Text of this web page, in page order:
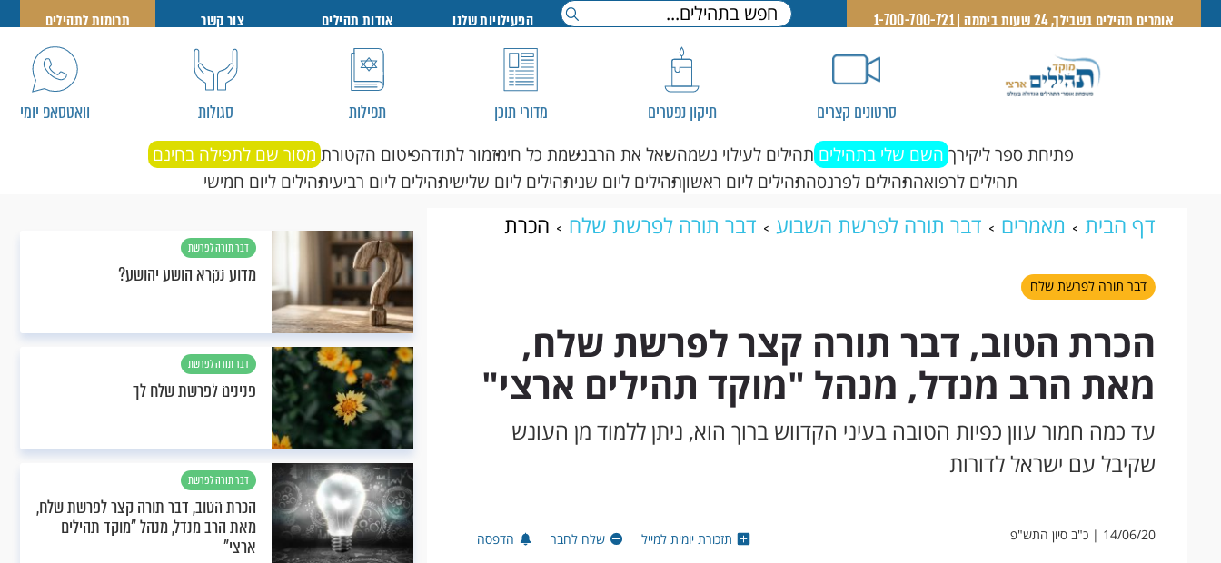
אומרים תהילים בשבילך, 24 שעות ביממה | 1-700-700-721 הפעילויות שלנו אודות תהילים צור קשר תרומות לתהילים
סרטונים קצרים תיקון נפטרים מדורי תוכן תפילות סגולות וואטסאפ יומי
פתיחת ספר ליקירך השם שלי בתהילים תהילים לעילוי נשמהשאל את הרבנשמת כל חימזמור לתודהפיטום הקטורת מסור שם לתפילה בחינם
תהילים לרפואהתהילים לפרנסהתהילים ליום ראשוןתהילים ליום שניתהילים ליום שלישיתהילים ליום רביעיתהילים ליום חמישי
דף הבית מאמרים דבר תורה לפרשת השבוע דבר תורה לפרשת שלח
הכרת
הטוב, דבר תורה קצר לפרשת שלח, מאת הרב מנדל, מנהל "מוקד תהילים ארצי"
דבר תורה לפרשת שלח
הכרת הטוב, דבר תורה קצר לפרשת שלח,
מאת הרב מנדל, מנהל "מוקד תהילים ארצי"
עד כמה חמור עוון כפיות הטובה בעיני הקדווש ברוך הוא, ניתן ללמוד מן העונש
שקיבל עם ישראל לדורות
14/06/20 | כ"ב סיון התש"פ תזכורת יומית למייל שלח לחבר הדפסה
דבר תורה לפרשת
שלח
מדוע נקרא הושע יהושע?
דבר תורה לפרשת
שלח
פנינים לפרשת שלח לך
דבר תורה לפרשת
שלח
הכרת הטוב, דבר תורה קצר לפרשת שלח,
מאת הרב מנדל, מנהל "מוקד תהילים
ארצי"